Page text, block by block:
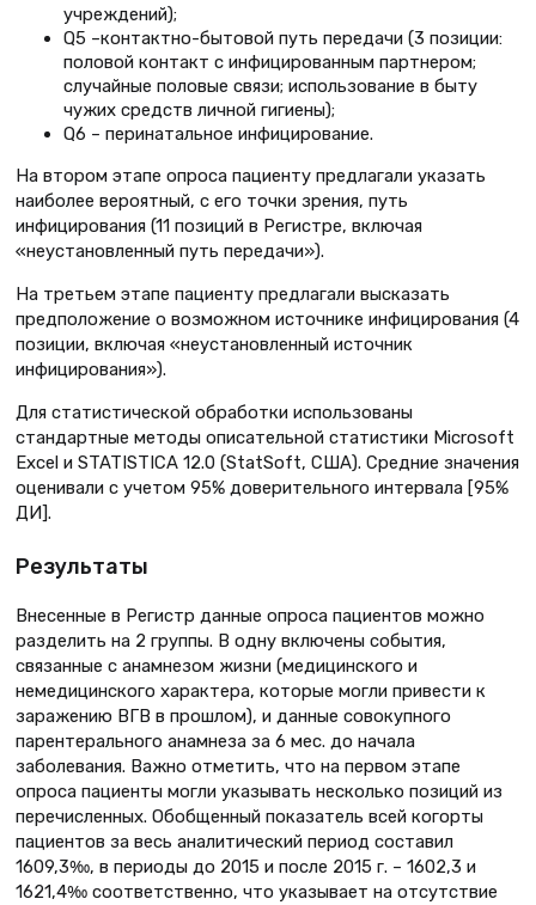
учреждений);
Q5 –контактно-бытовой путь передачи (3 позиции:
половой контакт с инфицированным партнером;
случайные половые связи; использование в быту
чужих средств личной гигиены);
Q6 – перинатальное инфицирование.
На втором этапе опроса пациенту предлагали указать
наиболее вероятный, с его точки зрения, путь
инфицирования (11 позиций в Регистре, включая
«неустановленный путь передачи»).
На третьем этапе пациенту предлагали высказать
предположение о возможном источнике инфицирования (4
позиции, включая «неустановленный источник
инфицирования»).
Для статистической обработки использованы
стандартные методы описательной статистики Microsoft
Excel и STATISTICA 12.0 (StatSoft, США). Средние значения
оценивали с учетом 95% доверительного интервала [95%
ДИ].
Результаты
Внесенные в Регистр данные опроса пациентов можно
разделить на 2 группы. В одну включены события,
связанные с анамнезом жизни (медицинского и
немедицинского характера, которые могли привести к
заражению ВГВ в прошлом), и данные совокупного
парентерального анамнеза за 6 мес. до начала
заболевания. Важно отметить, что на первом этапе
опроса пациенты могли указывать несколько позиций из
перечисленных. Обобщенный показатель всей когорты
пациентов за весь аналитический период составил
1609,3‰, в периоды до 2015 и после 2015 г. – 1602,3 и
1621,4‰ соответственно, что указывает на отсутствие